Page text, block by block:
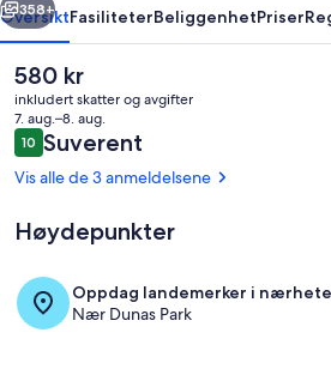
Economico
358+
OversiktFasiliteterBeliggenhetPriser
Den
nåværende
prisen
er
580 kr
580 kr
inkludert skatter og avgifter
7. aug.–8. aug.
Anmeldelser
1010 av 10 –
Suverent
Vis alle de 3 anmeldelsene
Høydepunkter
Oppdag landemerker i
Nær Dunas Park